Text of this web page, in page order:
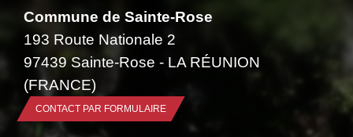
Commune de Sainte-Rose
193 Route Nationale 2
97439 Sainte-Rose - LA RÉUNION
(FRANCE)
CONTACT PAR FORMULAIRE